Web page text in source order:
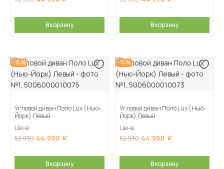
В корзину В корзину
-15%
Угловой диван Поло Lux (Нью-
Йорк) Левый
Цена
52 930 44 990
В корзину
-15%
Угловой диван Поло Lux (Нью-
Йорк) Левый
Цена
52 930 44 990
В корзину